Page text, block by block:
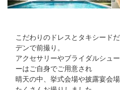
こだわりのドレスとタキシード
デンで前撮り。
アクセサリーやブライダルシュ
ーはご自身でご用意され
晴天の中、挙式会場や披露宴会